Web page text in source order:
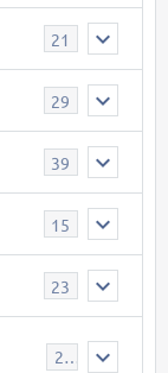
21
29
39
15
23
22